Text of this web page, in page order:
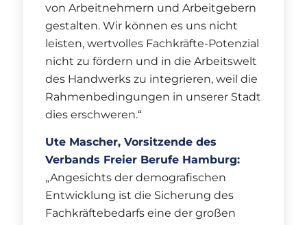
von Arbeitnehmern und Arbeitgebern
gestalten. Wir können es uns nicht
leisten, wertvolles Fachkräfte-Potenzial
nicht zu fördern und in die Arbeitswelt
des Handwerks zu integrieren, weil die
Rahmenbedingungen in unserer Stadt
dies erschweren.“
Ute Mascher, Vorsitzende des
Verbands Freier Berufe Hamburg:
„Angesichts der demografischen
Entwicklung ist die Sicherung des
Fachkräftebedarfs eine der großen